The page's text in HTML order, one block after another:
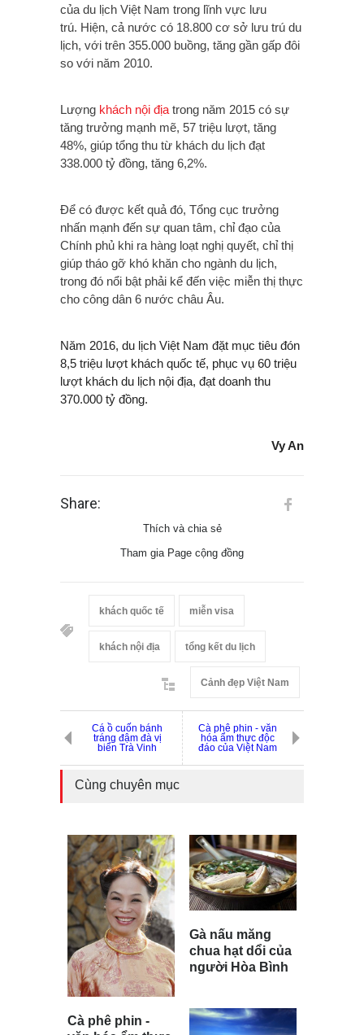
của du lịch Việt Nam trong lĩnh vực lưu
trú. Hiện, cả nước có 18.800 cơ sở lưu trú du
lịch, với trên 355.000 buồng, tăng gần gấp đôi
so với năm 2010.
Lượng khách nội địa trong năm 2015 có sự
tăng trưởng mạnh mẽ, 57 triệu lượt, tăng
48%, giúp tổng thu từ khách du lịch đạt
338.000 tỷ đồng, tăng 6,2%.
Để có được kết quả đó, Tổng cục trưởng
nhấn mạnh đến sự quan tâm, chỉ đạo của
Chính phủ khi ra hàng loạt nghị quyết, chỉ thị
giúp tháo gỡ khó khăn cho ngành du lịch,
trong đó nổi bật phải kể đến việc miễn thị thực
cho công dân 6 nước châu Âu.
Năm 2016, du lịch Việt Nam đặt mục tiêu đón
8,5 triệu lượt khách quốc tế, phục vụ 60 triệu
lượt khách du lịch nội địa, đạt doanh thu
370.000 tỷ đồng.
Vy An
Share:
Thích và chia sẻ
Tham gia Page cộng đồng
khách quốc tế miễn visa
khách nội địa tổng kết du lịch
Cảnh đẹp Việt Nam
Cá ồ cuốn bánh
tráng đậm đà vị
biển Trà Vinh
Cà phê phin - văn
hóa ẩm thực độc
đáo của Việt Nam
Cùng chuyên mục
Cà phê phin -
Gà nấu măng
chua hạt dổi của
người Hòa Bình